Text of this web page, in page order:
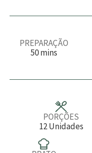
PREPARAÇÃO
50m
u
mins
PORÇÕES
12 Unidades